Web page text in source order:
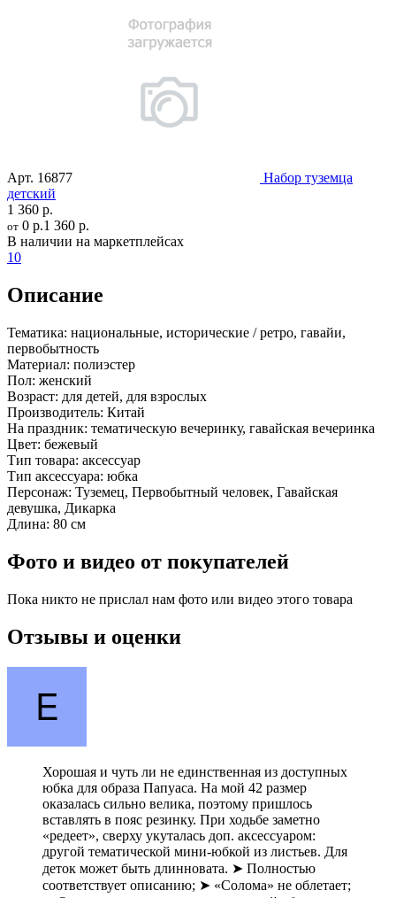
Арт. 16877
Набор туземца
детский
1 360 р.
от 0 р.1 360 р.
В наличии на маркетплейсах
10
Описание
Тематика: национальные, исторические / ретро, гавайи,
первобытность
Материал: полиэстер
Пол: женский
Возраст: для детей, для взрослых
Производитель: Китай
На праздник: тематическую вечеринку, гавайская вечеринка
Цвет: бежевый
Тип товара: аксессуар
Тип аксессуара: юбка
Персонаж: Туземец, Первобытный человек, Гавайская
девушка, Дикарка
Длина: 80 см
Фото и видео от покупателей
Пока никто не прислал нам фото или видео этого товара
Отзывы и оценки
Хорошая и чуть ли не единственная из доступных
юбка для образа Папуаса. На мой 42 размер
оказалась сильно велика, поэтому пришлось
вставлять в пояс резинку. При ходьбе заметно
«редеет», сверху укуталась доп. аксессуаром:
другой тематической мини-юбкой из листьев. Для
деток может быть длинновата. ➤ Полностью
соответствует описанию; ➤ «Солома» не облетает;